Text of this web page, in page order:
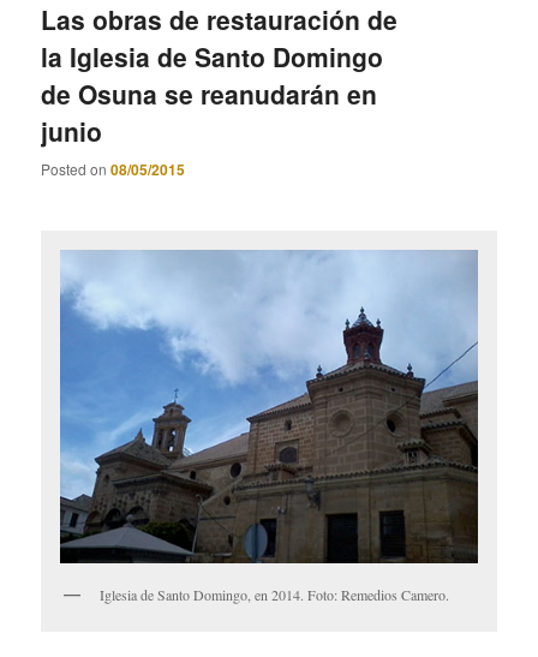
Las obras de restauración de
la Iglesia de Santo Domingo
de Osuna se reanudarán en
junio
Posted on08/05/2015
Iglesia de Santo Domingo, en 2014. Foto: Remedios Camero.